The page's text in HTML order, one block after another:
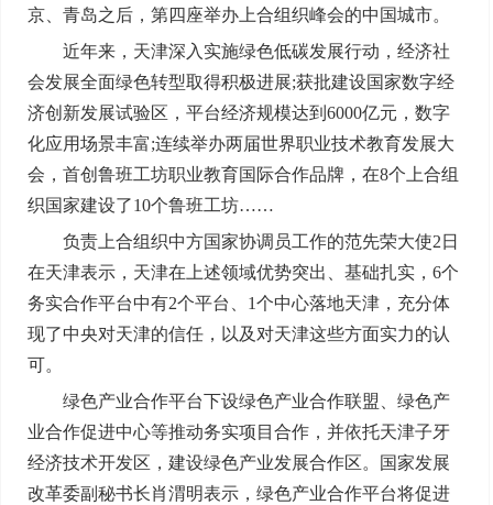
京、青岛之后，第四座举办上合组织峰会的中国城市。
近年来，天津深入实施绿色低碳发展行动，经济社
会发展全面绿色转型取得积极进展;获批建设国家数字经
济创新发展试验区，平台经济规模达到6000亿元，数字
化应用场景丰富;连续举办两届世界职业技术教育发展大
会，首创鲁班工坊职业教育国际合作品牌，在8个上合组
织国家建设了10个鲁班工坊……
负责上合组织中方国家协调员工作的范先荣大使2日
在天津表示，天津在上述领域优势突出、基础扎实，6个
务实合作平台中有2个平台、1个中心落地天津，充分体
现了中央对天津的信任，以及对天津这些方面实力的认
可。
绿色产业合作平台下设绿色产业合作联盟、绿色产
业合作促进中心等推动务实项目合作，并依托天津子牙
经济技术开发区，建设绿色产业发展合作区。国家发展
改革委副秘书长肖渭明表示，绿色产业合作平台将促进